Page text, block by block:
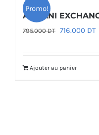
Promo!
ARMANI
795.000DT Le
était :
716.000 DTLe
Ajouter au panier